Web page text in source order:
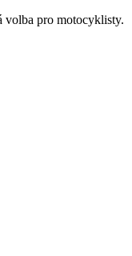
volba pro motocyklisty.